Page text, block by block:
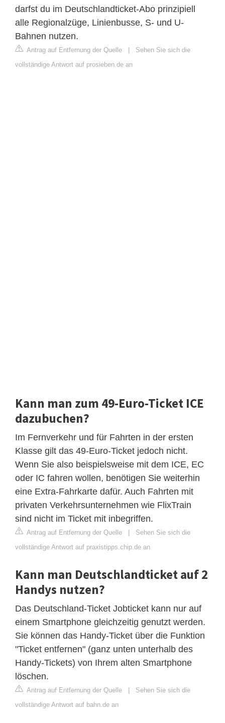
darfst du im Deutschlandticket-Abo prinzipiell
alle Regionalzüge, Linienbusse, S- und U-
Bahnen nutzen.
Antrag auf Entfernung der Quelle | Sehen Sie sich die
vollständige Antwort auf prosieben.de an
Kann man zum 49-Euro-Ticket ICE
dazubuchen?
Im Fernverkehr und für Fahrten in der ersten
Klasse gilt das 49-Euro-Ticket jedoch nicht.
Wenn Sie also beispielsweise mit dem ICE, EC
oder IC fahren wollen, benötigen Sie weiterhin
eine Extra-Fahrkarte dafür. Auch Fahrten mit
privaten Verkehrsunternehmen wie FlixTrain
sind nicht im Ticket mit inbegriffen.
Antrag auf Entfernung der Quelle | Sehen Sie sich die
vollständige Antwort auf praxistipps.chip.de an
Kann man Deutschlandticket auf 2
Handys nutzen?
Das Deutschland-Ticket Jobticket kann nur auf
einem Smartphone gleichzeitig genutzt werden.
Sie können das Handy-Ticket über die Funktion
"Ticket entfernen" (ganz unten unterhalb des
Handy-Tickets) von Ihrem alten Smartphone
löschen.
Antrag auf Entfernung der Quelle | Sehen Sie sich die
vollständige Antwort auf bahn.de an